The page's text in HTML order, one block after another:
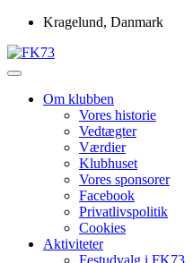
Skip
content
Kragelund, Danmark
FK73
Om klubben
Vores historie
Vedtægter
Værdier
Klubhuset
Vores sponsorer
Facebook
Privatlivspolitik
Cookies
Aktiviteter
Festudvalg i FK73